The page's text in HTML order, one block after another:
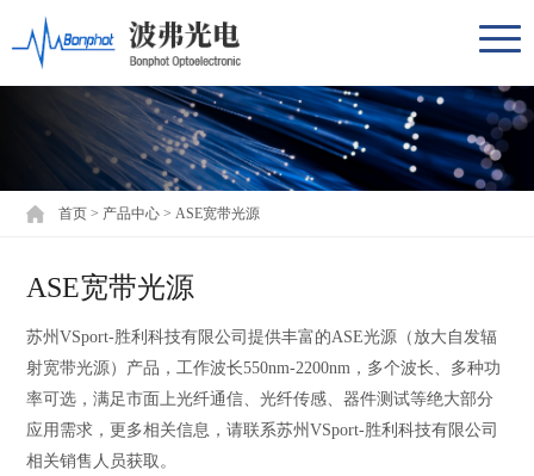
首页 > 产品中心 > ASE宽带光源
ASE宽带光源
苏州VSport-胜利科技有限公司提供丰富的ASE光源（放大自发辐
射宽带光源）产品，工作波长550nm-2200nm，多个波长、多种功
率可选，满足市面上光纤通信、光纤传感、器件测试等绝大部分
应用需求，更多相关信息，请联系苏州VSport-胜利科技有限公司
相关销售人员获取。